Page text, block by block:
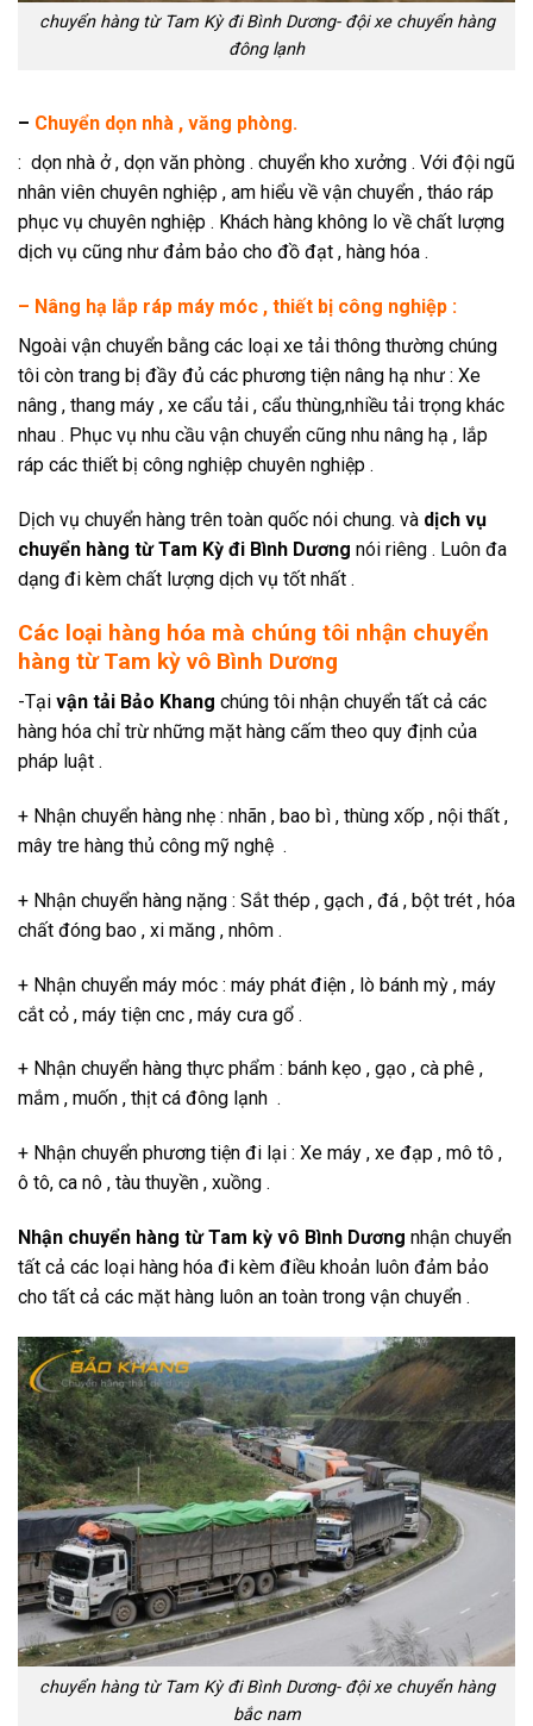
chuyển hàng từ Tam Kỳ đi Bình Dương- đội xe chuyển hàng
đông lạnh
– Chuyển dọn nhà , văng phòng.
: dọn nhà ở , dọn văn phòng . chuyển kho xưởng . Với đội ngũ
nhân viên chuyên nghiệp , am hiểu về vận chuyển , tháo ráp
phục vụ chuyên nghiệp . Khách hàng không lo về chất lượng
dịch vụ cũng như đảm bảo cho đồ đạt , hàng hóa .
– Nâng hạ lắp ráp máy móc , thiết bị công nghiệp :
Ngoài vận chuyển bằng các loại xe tải thông thường chúng
tôi còn trang bị đầy đủ các phương tiện nâng hạ như : Xe
nâng , thang máy , xe cẩu tải , cẩu thùng,nhiều tải trọng khác
nhau . Phục vụ nhu cầu vận chuyển cũng nhu nâng hạ , lắp
ráp các thiết bị công nghiệp chuyên nghiệp .
Dịch vụ chuyển hàng trên toàn quốc nói chung. và dịch vụ
chuyển hàng từ Tam Kỳ đi Bình Dương nói riêng . Luôn đa
dạng đi kèm chất lượng dịch vụ tốt nhất .
Các loại hàng hóa mà chúng tôi nhận chuyển
hàng từ Tam kỳ vô Bình Dương
-Tại vận tải Bảo Khang chúng tôi nhận chuyển tất cả các
hàng hóa chỉ trừ những mặt hàng cấm theo quy định của
pháp luật .
+ Nhận chuyển hàng nhẹ : nhãn , bao bì , thùng xốp , nội thất ,
mây tre hàng thủ công mỹ nghệ .
+ Nhận chuyển hàng nặng : Sắt thép , gạch , đá , bột trét , hóa
chất đóng bao , xi măng , nhôm .
+ Nhận chuyển máy móc : máy phát điện , lò bánh mỳ , máy
cắt cỏ , máy tiện cnc , máy cưa gổ .
+ Nhận chuyển hàng thực phẩm : bánh kẹo , gạo , cà phê ,
mắm , muốn , thịt cá đông lạnh .
+ Nhận chuyển phương tiện đi lại : Xe máy , xe đạp , mô tô ,
ô tô, ca nô , tàu thuyền , xuồng .
Nhận chuyển hàng từ Tam kỳ vô Bình Dương nhận chuyển
tất cả các loại hàng hóa đi kèm điều khoản luôn đảm bảo
cho tất cả các mặt hàng luôn an toàn trong vận chuyển .
chuyển hàng từ Tam Kỳ đi Bình Dương- đội xe chuyển hàng
bắc nam